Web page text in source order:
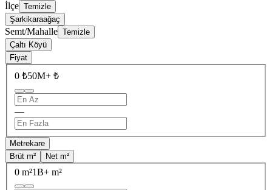
İlçe Temizle
Şarkikaraağaç
Semt/Mahalle Temizle
Çaltı Köyü
Fiyat
0 ₺50M+ ₺
—
Metrekare
Brüt m²
Net m²
0 m²1B+ m²